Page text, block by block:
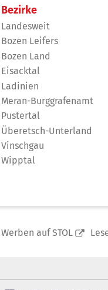
Bezirke
Landesweit
Bozen Leifers
Bozen Land
Eisacktal
Ladinien
Meran-Burggrafenamt
Pustertal
Überetsch-Unterland
Vinschgau
Wipptal
Werben auf STOL